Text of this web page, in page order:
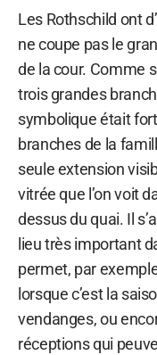
Les Rothschild ont
ne coupe pas le
de la cour. Comme
trois grandes
symbolique était
branches de la
seule extension
vitrée que l’on voit
dessus du quai. Il
lieu très important
permet, par
lorsque c’est la
vendanges, ou
réceptions qui